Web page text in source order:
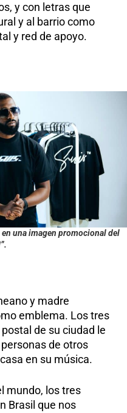
y con letras que
y al barrio como
y red de apoyo.
una imagen promocional del
y madre
emblema. Los tres
de su ciudad le
de otros
en su música.
mundo, los tres
Brasil que nos